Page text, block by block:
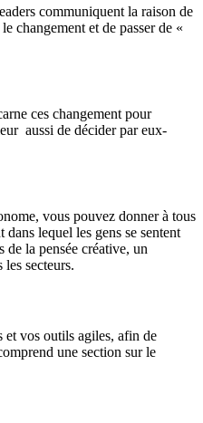
communiquent la raison de
changement et de passer de «
ces changement pour
aussi de décider par eux-
vous pouvez donner à tous
lequel les gens se sentent
de la pensée créative, un
secteurs.
et vos outils agiles, afin de
une section sur le